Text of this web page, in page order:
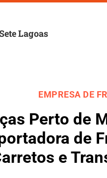
Lagoas
EMPRESA DE
Perto de
de
e